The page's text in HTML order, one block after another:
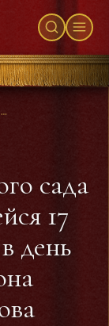
ВАСИЛИЙ КАЧАЛОВ - О ПРЕМЬЕРЕ ВИШНЁВОГО САДА В МХТ, СОСТОЯВШЕЙСЯ 17 ЯНВАРЯ 1904 ГОДА - В ДЕНЬ РОЖДЕНИЯ АНТОНА ПАВЛОВИЧА ЧЕХОВА
сада
17
день